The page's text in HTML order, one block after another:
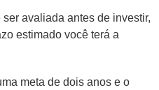
avaliada antes de investir,
estimado você terá a
meta de dois anos e o